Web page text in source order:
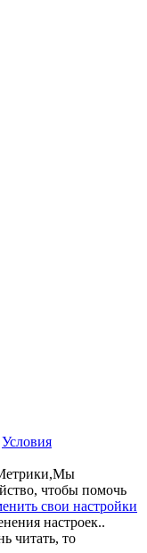
Условия
чтобы помочь
свои настройки
настроек..
читать, то